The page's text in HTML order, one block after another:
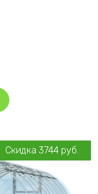
Скидка 3744 руб.